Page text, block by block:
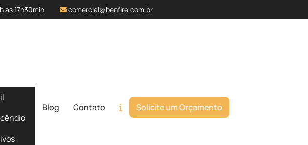
às 17h30min comercial@benfire.com.br
Blog Contato Solicite um Orçamento
Solicite um Orçamento Chame no WhatsApp